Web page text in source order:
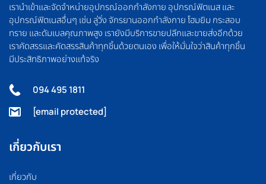
เรานำเข้าและจัดจำหน่ายอุปกรณ์ออกกำลังกาย อุปกรณ์ฟิตเนส และ
อุปกรณ์ฟิตเนสอื่นๆ เช่น ลู่วิ่ง จักรยานออกกำลังกาย โฮมยิม กระสอบ
ทราย และดัมเบลคุณภาพสูง เรายังมีบริการขายปลีกและขายส่งอีกด้วย
เราคัดสรรและคัดสรรสินค้าทุกชิ้นด้วยตนเอง เพื่อให้มั่นใจว่าสินค้าทุกชิ้น
มีประสิทธิภาพอย่างแท้จริง
094 495 1811
[email protected]
เกี่ยวกับเรา
เกี่ยวกับ